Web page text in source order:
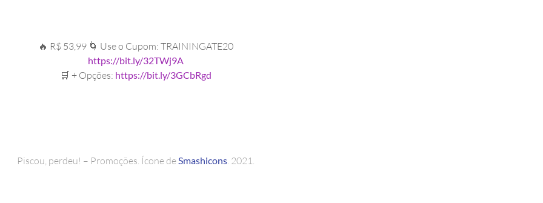
🔥 R$ 53,99 🌀 Use o Cupom: TRAININGATE20
https://bit.ly/32TWj9A
🛒 + Opções: https://bit.ly/3GCbRgd
Piscou, perdeu! – Promoções. Ícone deSmashicons . 2021.